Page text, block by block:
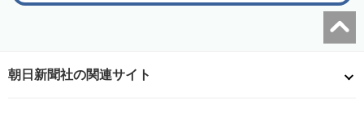
朝日新聞社の関連サイト